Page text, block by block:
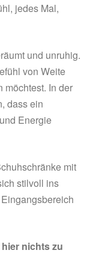
jedes Mal,
und unruhig.
von Weite
möchtest. In der
dass ein
Energie
mit
stilvoll ins
nichts zu